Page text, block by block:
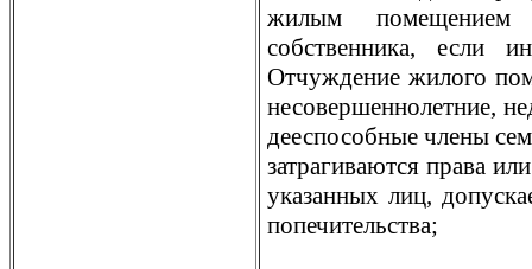
жилым помещением
собственника, если
Отчуждение жилого
несовершеннолетние,
дееспособные члены
затрагиваются права
указанных лиц,
попечительства;